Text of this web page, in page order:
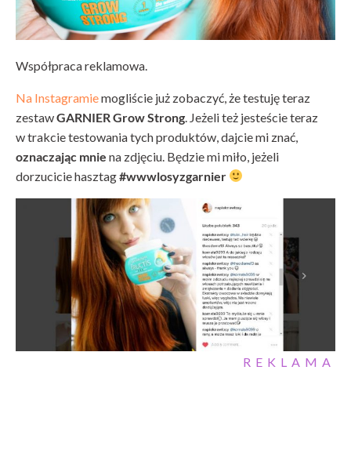
Współpraca reklamowa.
Na Instagramiemogliście już zobaczyć, że testuję teraz
zestawGARNIER Grow Strong . Jeżeli też jesteście teraz
w trakcie testowania tych produktów, dajcie mi znać,
oznaczając mnie na zdjęciu. Będzie mi miło, jeżeli
dorzucicie hasztag#wwwlosyzgarnier
REKLAMA